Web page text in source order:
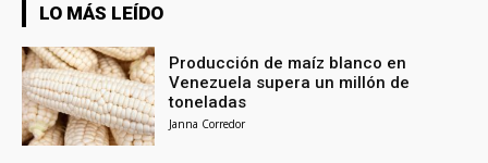
LO MÁS LEÍDO
Producción de maíz blanco en
Venezuela supera un millón de
toneladas
Janna Corredor